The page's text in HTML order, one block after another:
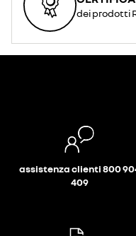
dei prodotti
assistenza clienti 800
409